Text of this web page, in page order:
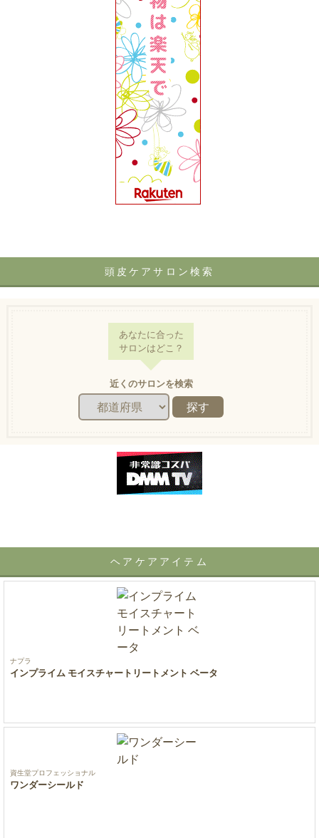
頭皮ケアサロン検索
あなたに合った
サロンはどこ？
近くのサロンを検索
ヘアケアアイテム
ナプラ
インプライム モイスチャートリートメント ベータ
資生堂プロフェッショナル
ワンダーシールド